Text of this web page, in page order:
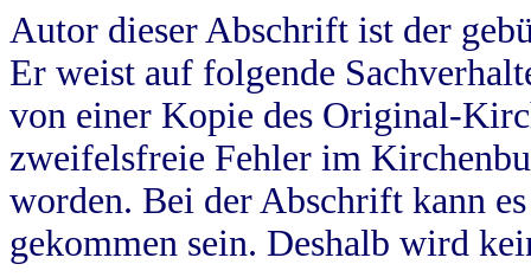
Autor dieser Abschrift ist der
Er weist auf folgende
von einer Kopie des Original-
zweifelsfreie Fehler im
worden. Bei der Abschrift kann
gekommen sein. Deshalb wird